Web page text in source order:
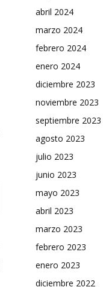
abril 2024
marzo 2024
febrero 2024
enero 2024
diciembre 2023
noviembre 2023
septiembre 2023
agosto 2023
julio 2023
junio 2023
mayo 2023
abril 2023
marzo 2023
febrero 2023
enero 2023
diciembre 2022